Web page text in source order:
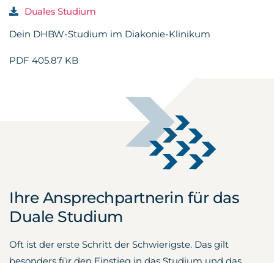
Duales Studium
Dein DHBW-Studium im Diakonie-Klinikum
PDF 405.87 KB
Ihre Ansprechpartnerin für das
Duale Studium
Oft ist der erste Schritt der Schwierigste. Das gilt